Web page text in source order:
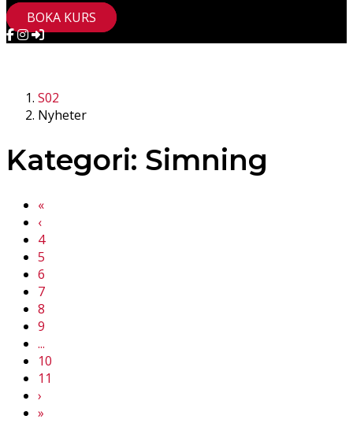
BOKA KURS
S02
Nyheter
Kategori: Simning
«Previous
‹Previous
4
5
6
7
8
9
...
10
11
›
»